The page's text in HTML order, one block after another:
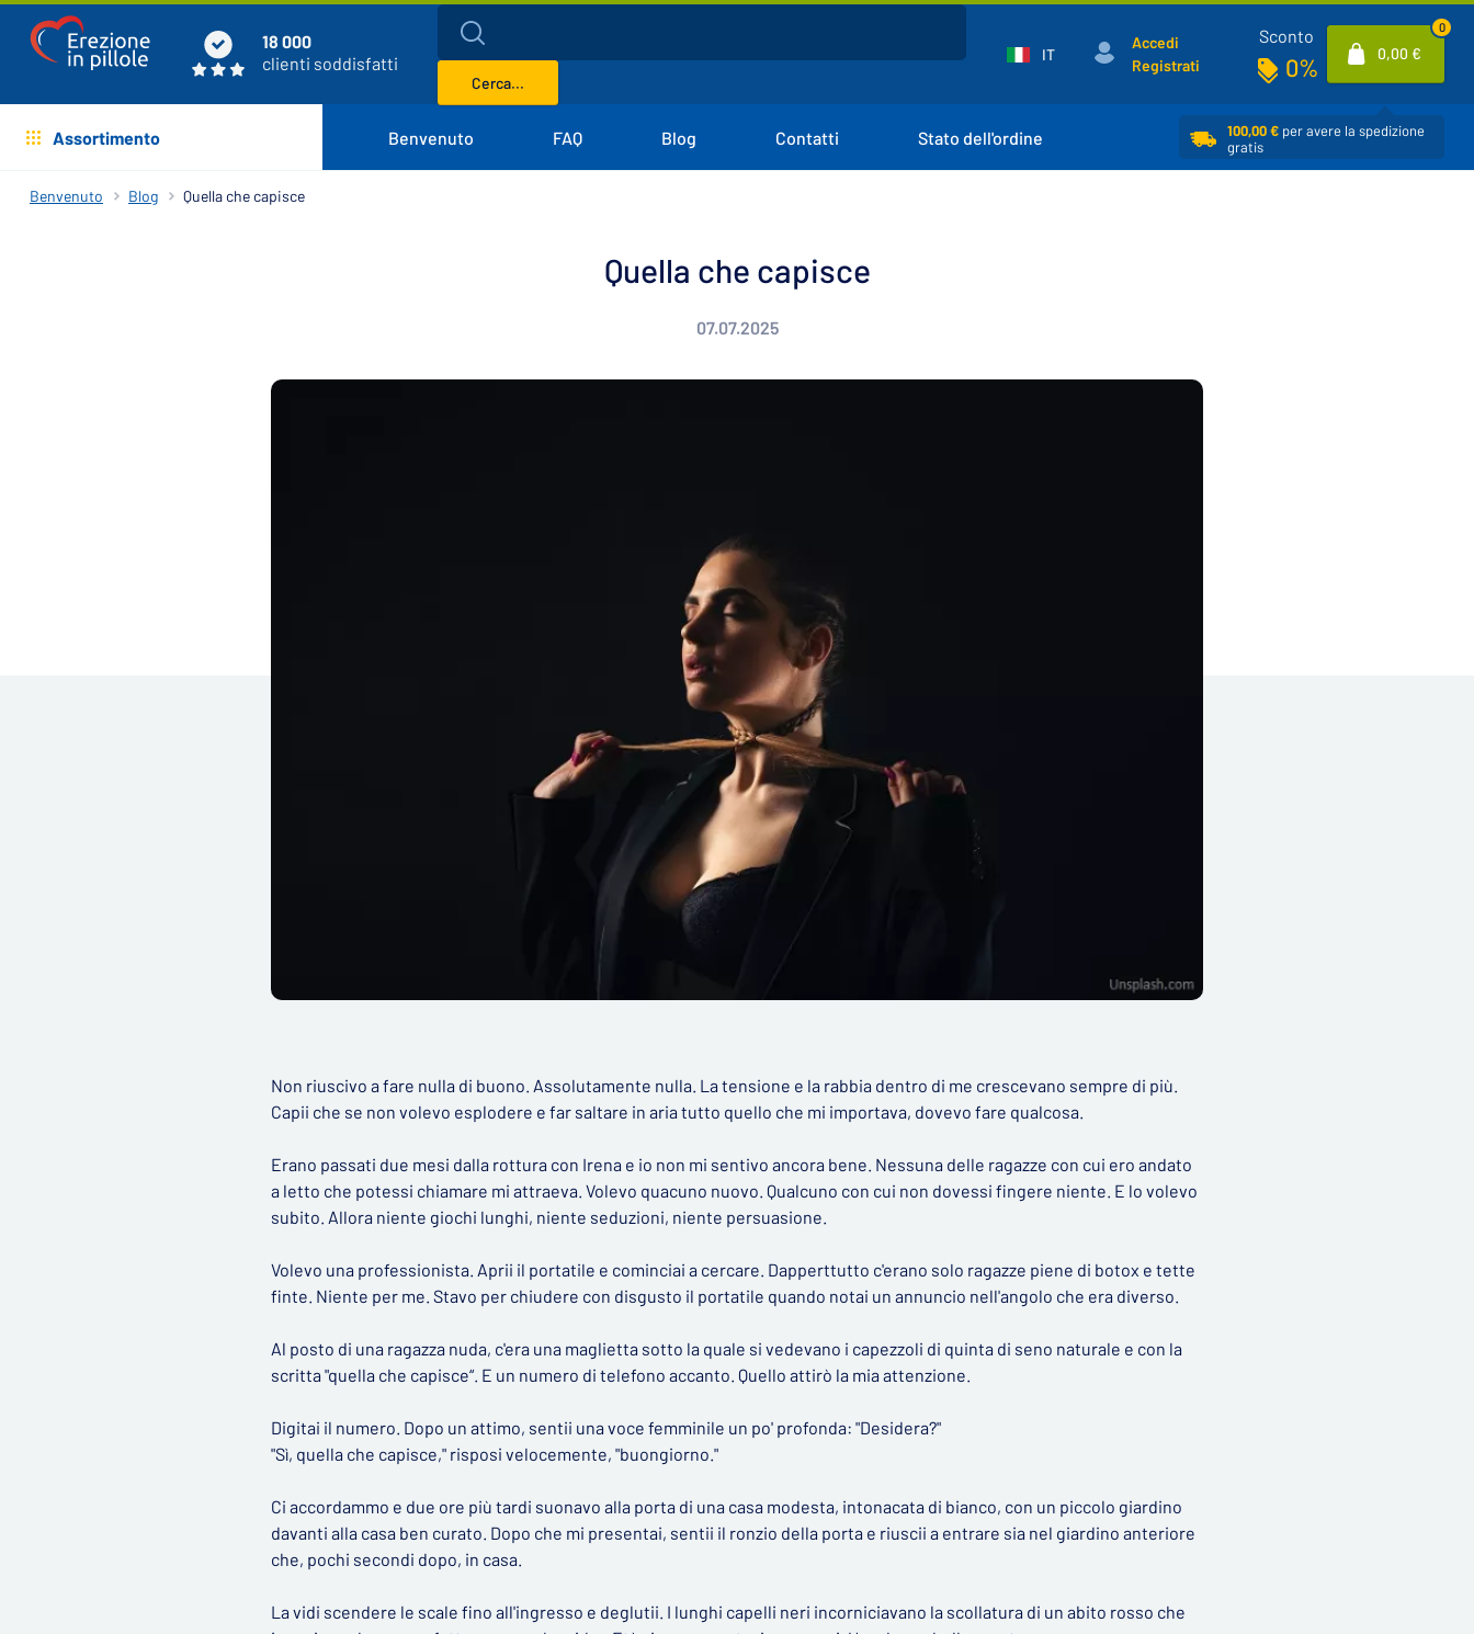
18 000
clienti soddisfatti
Cerca...
IT
Accedi
Registrati
Sconto
0% 0,00 €
0
Assortimento Benvenuto FAQ Blog Contatti Stato dell'ordine 100,00 € per avere la spedizione
gratis
Benvenuto Blog Quella che capisce
Quella che capisce
07.07.2025
Non riuscivo a fare nulla di buono. Assolutamente nulla. La tensione e la rabbia dentro di me crescevano sempre di più.
Capii che se non volevo esplodere e far saltare in aria tutto quello che mi importava, dovevo fare qualcosa.
Erano passati due mesi dalla rottura con Irena e io non mi sentivo ancora bene. Nessuna delle ragazze con cui ero andato
a letto che potessi chiamare mi attraeva. Volevo quacuno nuovo. Qualcuno con cui non dovessi fingere niente. E lo volevo
subito. Allora niente giochi lunghi, niente seduzioni, niente persuasione.
Volevo una professionista. Aprii il portatile e cominciai a cercare. Dapperttutto c'erano solo ragazze piene di botox e tette
finte. Niente per me. Stavo per chiudere con disgusto il portatile quando notai un annuncio nell'angolo che era diverso.
Al posto di una ragazza nuda, c'era una maglietta sotto la quale si vedevano i capezzoli di quinta di seno naturale e con la
scritta "quella che capisce“. E un numero di telefono accanto. Quello attirò la mia attenzione.
Digitai il numero. Dopo un attimo, sentii una voce femminile un po' profonda: "Desidera?"
"Sì, quella che capisce," risposi velocemente, "buongiorno."
Ci accordammo e due ore più tardi suonavo alla porta di una casa modesta, intonacata di bianco, con un piccolo giardino
davanti alla casa ben curato. Dopo che mi presentai, sentii il ronzio della porta e riuscii a entrare sia nel giardino anteriore
che, pochi secondi dopo, in casa.
La vidi scendere le scale fino all'ingresso e deglutii. I lunghi capelli neri incorniciavano la scollatura di un abito rosso che